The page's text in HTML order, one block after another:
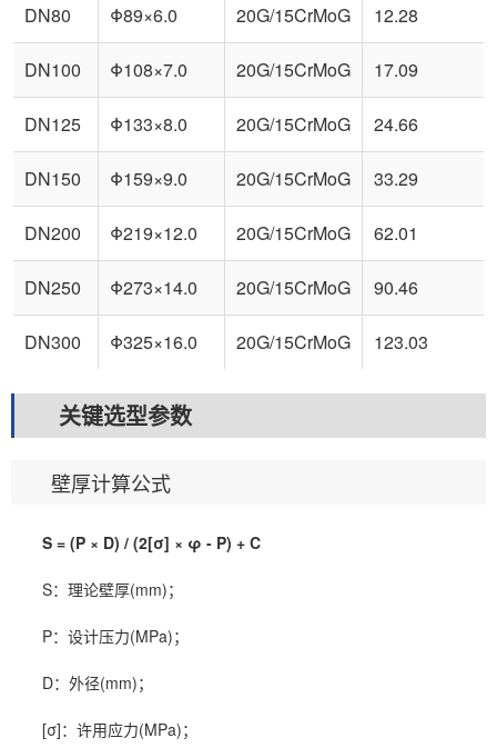
DN80 Φ89×6.0 20G/15CrMoG 12.28
DN100 Φ108×7.0 20G/15CrMoG 17.09
DN125 Φ133×8.0 20G/15CrMoG 24.66
DN150 Φ159×9.0 20G/15CrMoG 33.29
DN200 Φ219×12.0 20G/15CrMoG 62.01
DN250 Φ273×14.0 20G/15CrMoG 90.46
DN300 Φ325×16.0 20G/15CrMoG 123.03
关键选型参数
壁厚计算公式
S = (P × D) / (2[σ] × φ - P) + C
S：理论壁厚(mm)；
P：设计压力(MPa)；
D：外径(mm)；
[σ]：许用应力(MPa)；